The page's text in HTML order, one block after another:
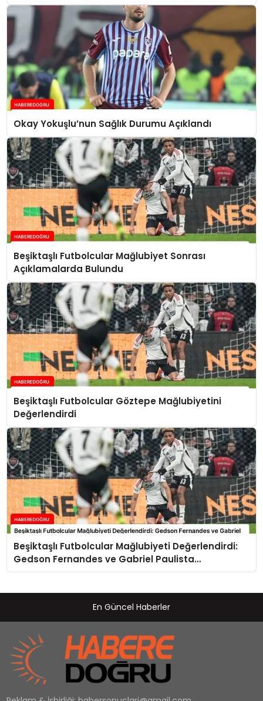
Okay Yokuşlu’nun Sağlık Durumu Açıklandı
Beşiktaşlı Futbolcular Mağlubiyet Sonrası
Açıklamalarda Bulundu
Beşiktaşlı Futbolcular Göztepe Mağlubiyetini
Değerlendirdi
Beşiktaşlı Futbolcular Mağlubiyeti Değerlendirdi:
Gedson Fernandes ve Gabriel Paulista
Açıklamalarda Bulundu
En Güncel Haberler